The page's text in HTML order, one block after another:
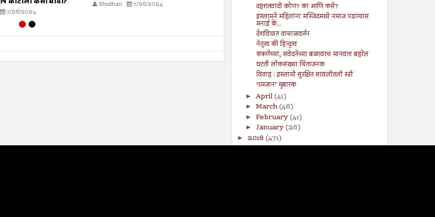
7/26/2024 Shodhan 7/19/2024
7/19/2024
दहशतवादी कोण? का आणि कसे?
इस्लामने महिलांना मस्जिदमध्ये नमाज पढण्यास
मनाई के...
देशविघात वाचाळवर्तन
नेतृत्व की हिन्दुत्व
करूणेच्या, संवेदनेच्या बळावरच मानवता बहरेल
घटती लोकसंख्या चिंताजनक
विवाह : इस्लामी सुरक्षित सावलीतली स्त्री
‘रमजान’ मुबारक
► April(41)
► March(46)
► February(41)
► January(26)
► 2018 (471)
►2017(141)